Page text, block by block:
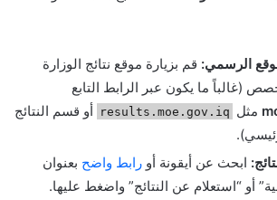
الرسمي: قم بزيارة موقع نتائج الوزارة
(غالباً ما يكون عبر الرابط التابع
مثل results.moe.gov.iq أو قسم النتائج
ابحث عن أيقونة أو رابط واضح بعنوان
أو “استعلام عن النتائج” واضغط عليها.